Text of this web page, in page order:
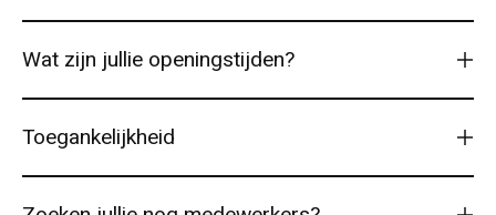
Wat zijn jullie openingstijden?
Toegankelijkheid